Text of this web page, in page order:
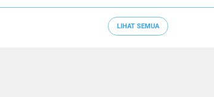
LIHAT SEMUA